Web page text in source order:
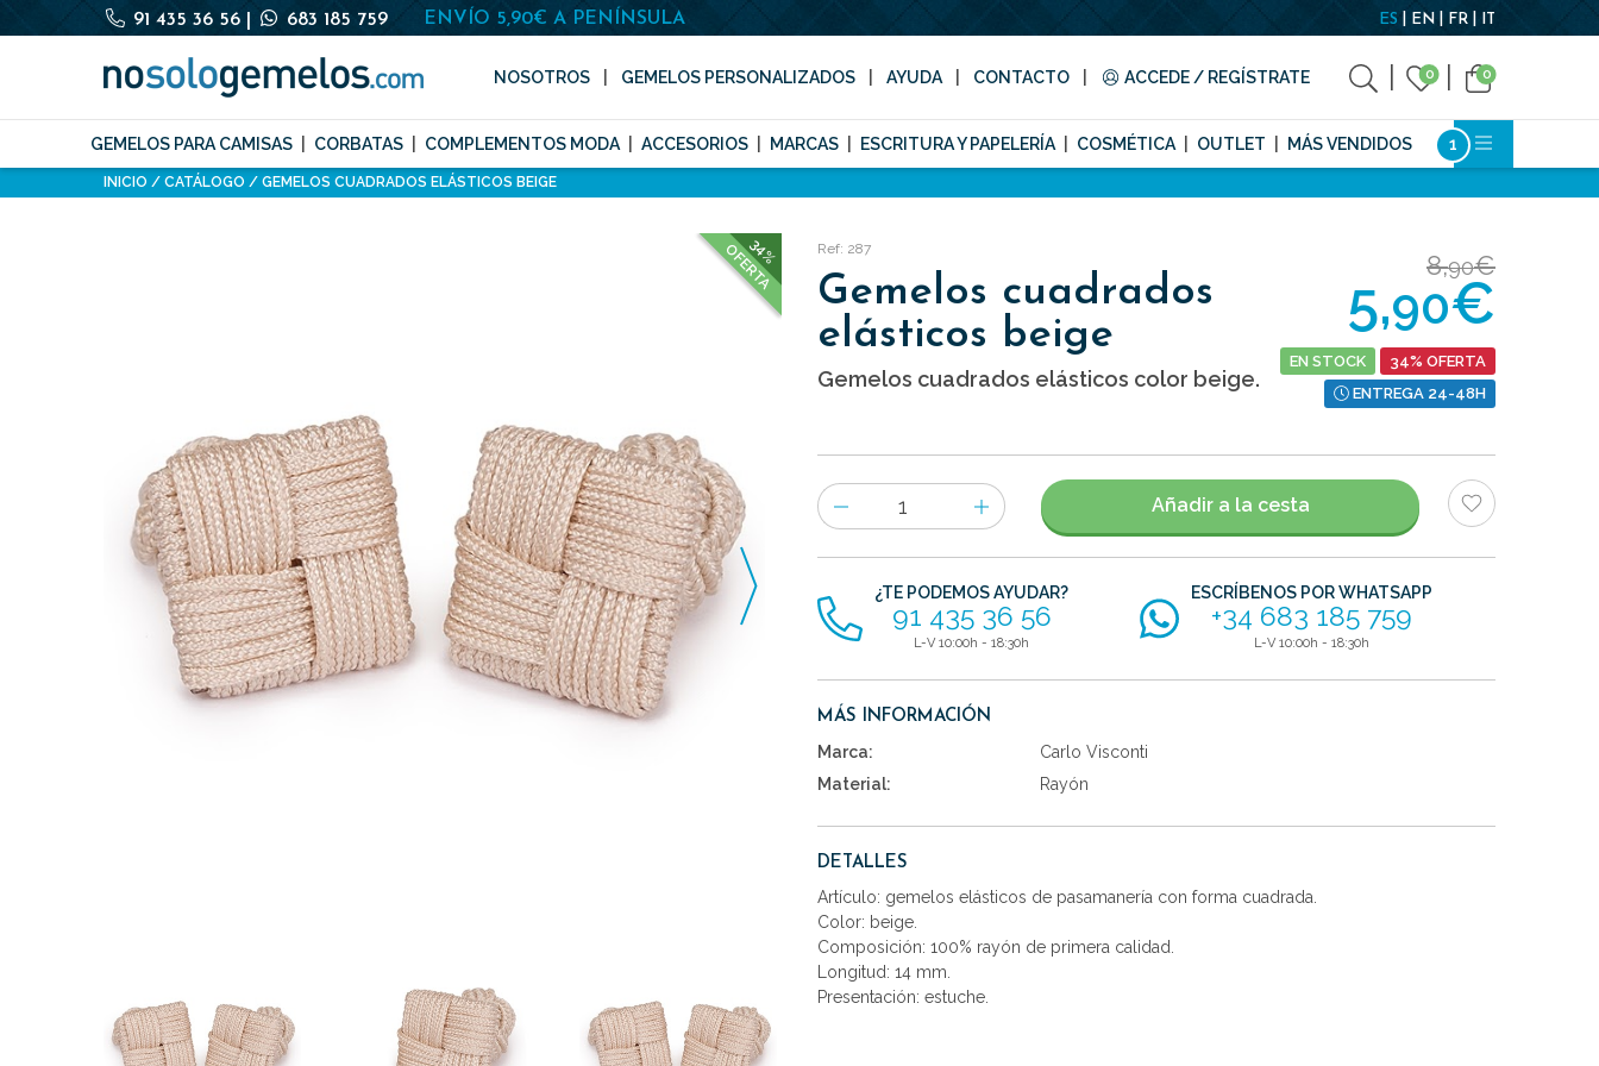
91 435 36 56 683 185 759 ENVÍO 5,90€ A PENÍNSULA ES EN FR IT
NOSOTROS GEMELOS PERSONALIZADOS AYUDA CONTACTO ACCEDE / REGÍSTRATE 0 0
GEMELOS PARA CAMISAS CORBATAS COMPLEMENTOS MODA ACCESORIOS MARCAS ESCRITURA Y PAPELERÍA COSMÉTICA OUTLET MÁS VENDIDOS
INICIO CATÁLOGO GEMELOS CUADRADOS ELÁSTICOS BEIGE
34%
OFERTA Ref: 287
Gemelos cuadrados
elásticos beige
Gemelos cuadrados elásticos color beige.
8,90€
5,90€
EN STOCK
34% OFERTA
ENTREGA 24-48H
Número
de
artículos
Añadir a la cesta
¿TE PODEMOS AYUDAR?
91 435 36 56
L-V 10:00h - 18:30h
ESCRÍBENOS POR WHATSAPP
+34 683 185 759
L-V 10:00h - 18:30h
MÁS INFORMACIÓN
Marca:
Carlo Visconti
Material:
Rayón
DETALLES
Artículo: gemelos elásticos de pasamanería con forma cuadrada.
Color: beige.
Composición: 100% rayón de primera calidad.
Longitud: 14 mm.
Presentación: estuche.